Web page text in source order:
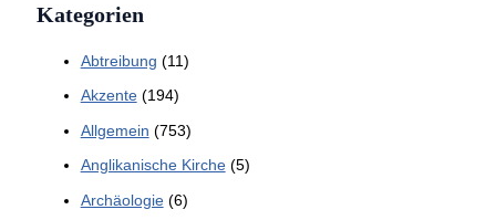
Kategorien
Abtreibung (11)
Akzente(194)
Allgemein (753)
Anglikanische Kirche(5)
Archäologie(6)